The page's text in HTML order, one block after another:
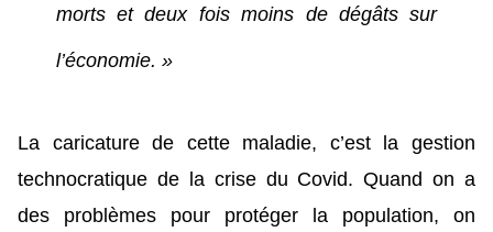
morts et deux fois moins de dégâts sur
l’économie. »
La caricature de cette maladie, c’est la gestion
technocratique de la crise du Covid. Quand on a
des problèmes pour protéger la population, on